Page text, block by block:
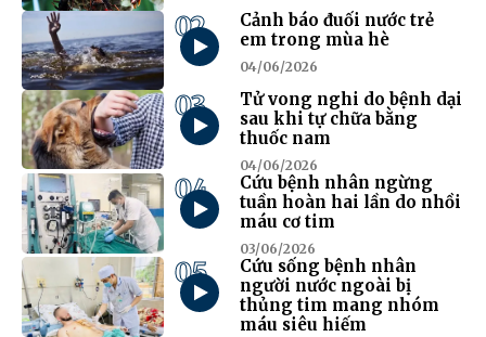
02
Cảnh báo đuối nước trẻ
em trong mùa hè
04/06/2026
03
Tử vong nghi do bệnh dại
sau khi tự chữa bằng
thuốc nam
04/06/2026
04
Cứu bệnh nhân ngừng
tuần hoàn hai lần do nhồi
máu cơ tim
03/06/2026
05
Cứu sống bệnh nhân
người nước ngoài bị
thủng tim mang nhóm
máu siêu hiếm